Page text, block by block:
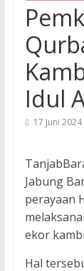
Idul
17 Juni 2024
Jabung
perayaan
ekor
Hal